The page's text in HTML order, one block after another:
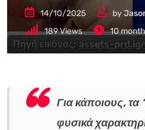
Πηγή εικόνας: assets-
14/10/2025 by
189Views 10
Για κάποιους, τα
φυσικά